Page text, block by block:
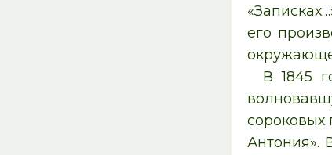
его
В 1845
сороковых
Антония».